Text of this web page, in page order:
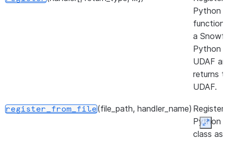
Python
function
a
Python
UDAF
returns
UDAF.
register_from_file(file_path, handler_name)
Python
class as